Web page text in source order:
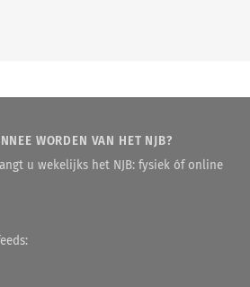
WORDEN VAN HET NJB?
u wekelijks het NJB: fysiek óf online